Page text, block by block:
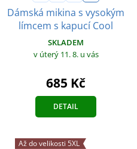
Dámská mikina s vysokým
límcem s kapucí Cool
SKLADEM
v úterý 11. 8. u vás
685 Kč
DETAIL
Až do velikosti 5XL